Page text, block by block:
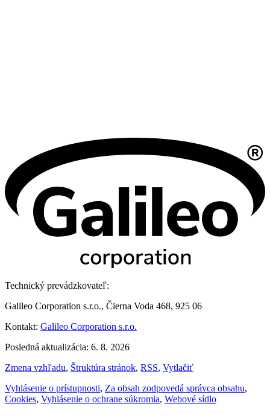
Technický prevádzkovateľ:
Galileo Corporation s.r.o., Čierna Voda 468, 925 06
Kontakt: Galileo Corporation s.r.o.
Posledná aktualizácia: 6. 8. 2026
Zmena vzhľadu, Štruktúra stránok, RSS, Vytlačiť
Vyhlásenie o prístupnosti, Za obsah zodpovedá správca obsahu,
Cookies, Vyhlásenie o ochrane súkromia, Webové sídlo